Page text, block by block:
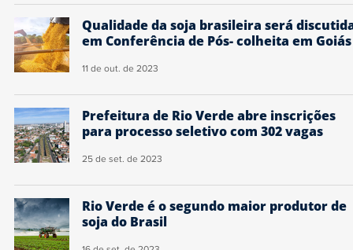
Qualidade da soja brasileira será
em Conferência de Pós- colheita em Goiás
11 de out. de 2023
Prefeitura de Rio Verde abre inscrições
para processo seletivo com 302 vagas
25 de set. de 2023
Rio Verde é o segundo maior produtor de
soja do Brasil